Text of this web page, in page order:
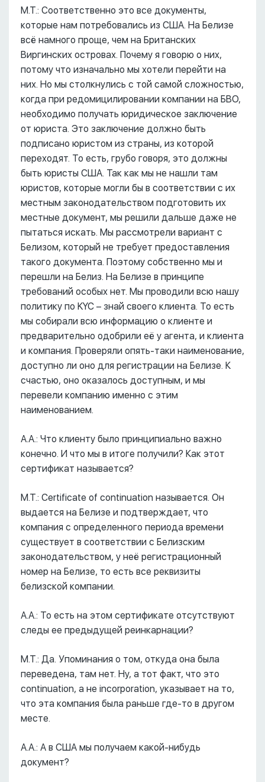
М.Т.: Соответственно это все документы,
которые нам потребовались из США. На Белизе
всё намного проще, чем на Британских
Виргинских островах. Почему я говорю о них,
потому что изначально мы хотели перейти на
них. Но мы столкнулись с той самой сложностью,
когда при редомицилировании компании на БВО,
необходимо получать юридическое заключение
от юриста. Это заключение должно быть
подписано юристом из страны, из которой
переходят. То есть, грубо говоря, это должны
быть юристы США. Так как мы не нашли там
юристов, которые могли бы в соответствии с их
местным законодательством подготовить их
местные документ, мы решили дальше даже не
пытаться искать. Мы рассмотрели вариант с
Белизом, который не требует предоставления
такого документа. Поэтому собственно мы и
перешли на Белиз. На Белизе в принципе
требований особых нет. Мы проводили всю нашу
политику по KYC – знай своего клиента. То есть
мы собирали всю информацию о клиенте и
предварительно одобрили её у агента, и клиента
и компания. Проверяли опять-таки наименование,
доступно ли оно для регистрации на Белизе. К
счастью, оно оказалось доступным, и мы
перевели компанию именно с этим
наименованием.
А.А.: Что клиенту было принципиально важно
конечно. И что мы в итоге получили? Как этот
сертификат называется?
М.Т.: Certificate of continuation называется. Он
выдается на Белизе и подтверждает, что
компания с определенного периода времени
существует в соответствии с Белизским
законодательством, у неё регистрационный
номер на Белизе, то есть все реквизиты
белизской компании.
А.А.: То есть на этом сертификате отсутствуют
следы ее предыдущей реинкарнации?
М.Т.: Да. Упоминания о том, откуда она была
переведена, там нет. Ну, а тот факт, что это
continuation, а не incorporation, указывает на то,
что эта компания была раньше где-то в другом
месте.
А.А.: А в США мы получаем какой-нибудь
документ?